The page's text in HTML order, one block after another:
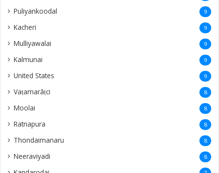
Puliyankoodal 9
Kacheri 9
Mulliyawalai 9
Kalmunai 9
United States 9
Vaṭamarāṭci 8
Moolai 8
Ratnapura 8
Thondaimanaru 8
Neeraviyadi 8